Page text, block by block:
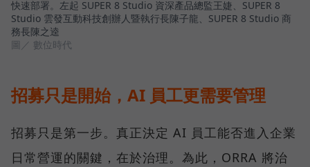
快速部署。左起 SUPER 8 Studio 資深產品總監王婕、SUPER 8
Studio 雲發互動科技創辦人暨執行長陳子龍、SUPER 8 Studio 商
務長陳之逵
圖／ 數位時代
招募只是開始，AI 員工更需要管理
招募只是第一步。真正決定 AI 員工能否進入企業
日常營運的關鍵，在於治理。為此，ORRA 將治